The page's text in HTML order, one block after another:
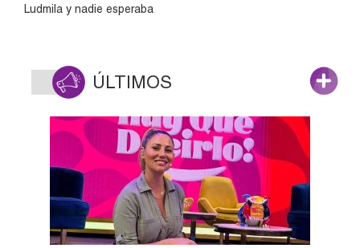
Ludmila y nadie esperaba
ÚLTIMOS